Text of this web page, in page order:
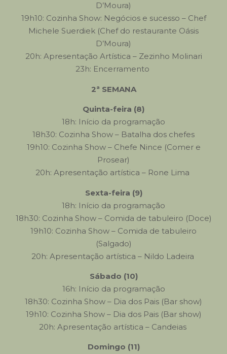
D’Moura)
19h10: Cozinha Show: Negócios e sucesso – Chef
Michele Suerdiek (Chef do restaurante Oásis
D’Moura)
20h: Apresentação Artística – Zezinho Molinari
23h: Encerramento
2ª SEMANA
Quinta-feira (8)
18h: Início da programação
18h30: Cozinha Show – Batalha dos chefes
19h10: Cozinha Show – Chefe Nince (Comer e
Prosear)
20h: Apresentação artística – Rone Lima
Sexta-feira (9)
18h: Início da programação
18h30: Cozinha Show – Comida de tabuleiro (Doce)
19h10: Cozinha Show – Comida de tabuleiro
(Salgado)
20h: Apresentação artística – Nildo Ladeira
Sábado (10)
16h: Início da programação
18h30: Cozinha Show – Dia dos Pais (Bar show)
19h10: Cozinha Show – Dia dos Pais (Bar show)
20h: Apresentação artística – Candeias
Domingo (11)